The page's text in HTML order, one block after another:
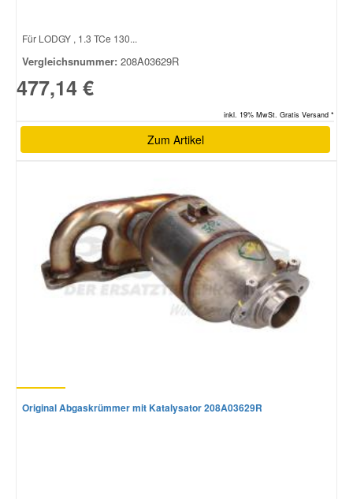
Für LODGY , 1.3 TCe 130...
Vergleichsnummer: 208A03629R
477,14 €
inkl. 19% MwSt. Gratis Versand *
Zum Artikel
Original Abgaskrümmer mit Katalysator 208A03629R
Toyota Ersatzteile
Vauxhall Ersatzteile
Volvo Ersatzteile